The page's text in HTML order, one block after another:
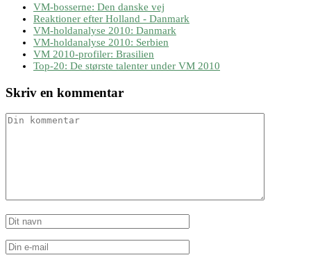
VM-bosserne: Den danske vej
Reaktioner efter Holland - Danmark
VM-holdanalyse 2010: Danmark
VM-holdanalyse 2010: Serbien
VM 2010-profiler: Brasilien
Top-20: De største talenter under VM 2010
Skriv en kommentar